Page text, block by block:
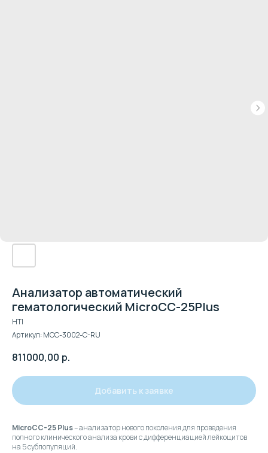
Анализатор автоматический
гематологический MicroCC-25Plus
HTI
Артикул:MCC-3002-C-RU
811000,00 р.
Добавить к заявке
MicroCC-25 Plus– анализатор нового поколения для проведения
полного клинического анализа крови с дифференциацией лейкоцитов
на 5 субпопуляций.